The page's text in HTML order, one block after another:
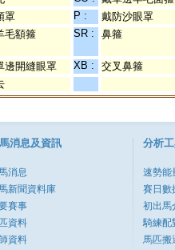
罩 P :
戴防沙眼罩
毛額箍 SR : 鼻箍
邊開縫眼罩 XB :
交叉鼻箍
消息及資訊
消息
新聞資料庫
賽事
資料
資料
分析
速勢能
賽日數
初出馬
騎練配
馬匹搬